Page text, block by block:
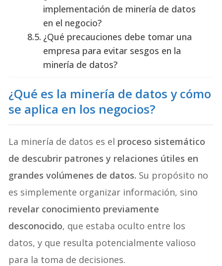
implementación de minería de datos
en el negocio?
¿Qué precauciones debe tomar una
empresa para evitar sesgos en la
minería de datos?
¿Qué es la minería de datos y cómo
se aplica en los negocios?
La minería de datos es el proceso sistemático
de descubrir patrones y relaciones útiles en
grandes volúmenes de datos. Su propósito no
es simplemente organizar información, sino
revelar conocimiento previamente
desconocido, que estaba oculto entre los
datos, y que resulta potencialmente valioso
para la toma de decisiones.